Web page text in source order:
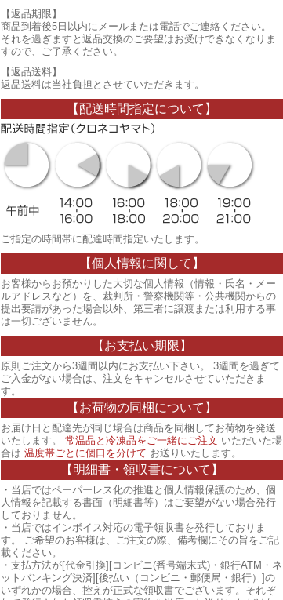
【返品期限】
商品到着後5日以内にメールまたは電話でご連絡ください。
それを過ぎますと返品交換のご要望はお受けできなくなりま
すので、ご了承ください。
【返品送料】
返品送料は当社負担とさせていただきます。
【配送時間指定について】
ご指定の時間帯に配達時間指定いたします。
【個人情報に関して】
お客様からお預かりした大切な個人情報（情報・氏名・メー
ルアドレスなど）を、裁判所・警察機関等・公共機関からの
提出要請があった場合以外、第三者に譲渡または利用する事
は一切ございません。
【お支払い期限】
原則ご注文から3週間以内にお支払い下さい。 3週間を過ぎて
ご入金がない場合は、注文をキャンセルさせていただきま
す。
【お荷物の同梱について】
お届け日と配達先が同じ場合は商品を同梱してお荷物を発送
いたします。 常温品と冷凍品をご一緒にご注文 いただいた場
合は 温度帯ごとに個口を分けて お送りいたします。
【明細書・領収書について】
・当店ではペーパーレス化の推進と個人情報保護のため、個
人情報を記載する書面（明細書等）はご要望がない場合発行
しておりません。
・当店ではインボイス対応の電子領収書を発行しておりま
す。 ご希望のお客様は、ご注文の際、備考欄にその旨をご記
載ください。
・支払方法が[代金引換][コンビニ(番号端末式)・銀行ATM・ネ
ットバンキング決済][後払い（コンビニ・郵便局・銀行）]の
いずれかの場合、控えが正式な領収書でございます。それぞ